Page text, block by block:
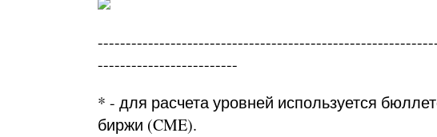
-------------------------
* - для расчета уровней используется
биржи (CME).